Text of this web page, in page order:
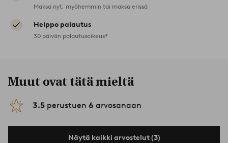
Maksa nyt, myöhemmin tai maksa erissä
Helppo palautus
30 päivän palautusoikeus*
Muut ovat tätä mieltä
3.5 perustuen 6 arvosanaan
Näytä kaikki arvostelut (3)